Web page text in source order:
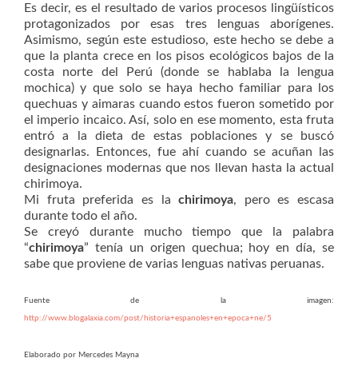
Es decir, es el resultado de varios procesos lingüísticos
protagonizados por esas tres lenguas aborígenes.
Asimismo, según este estudioso, este hecho se debe a
que la planta crece en los pisos ecológicos bajos de la
costa norte del Perú (donde se hablaba la lengua
mochica) y que solo se haya hecho familiar para los
quechuas y aimaras cuando estos fueron sometido por
el imperio incaico. Así, solo en ese momento, esta fruta
entró a la dieta de estas poblaciones y se buscó
designarlas. Entonces, fue ahí cuando se acuñan las
designaciones modernas que nos llevan hasta la actual
chirimoya.
Mi fruta preferida es lachirimoya, pero es escasa
durante todo el año.
Se creyó durante mucho tiempo que la palabra
“chirimoya” tenía un origen quechua; hoy en día, se
sabe que proviene de varias lenguas nativas peruanas.
Fuente de la imagen:
http://www.blogalaxia.com/post/historia+espanoles+en+epoca+ne/5
Elaborado por Mercedes Mayna